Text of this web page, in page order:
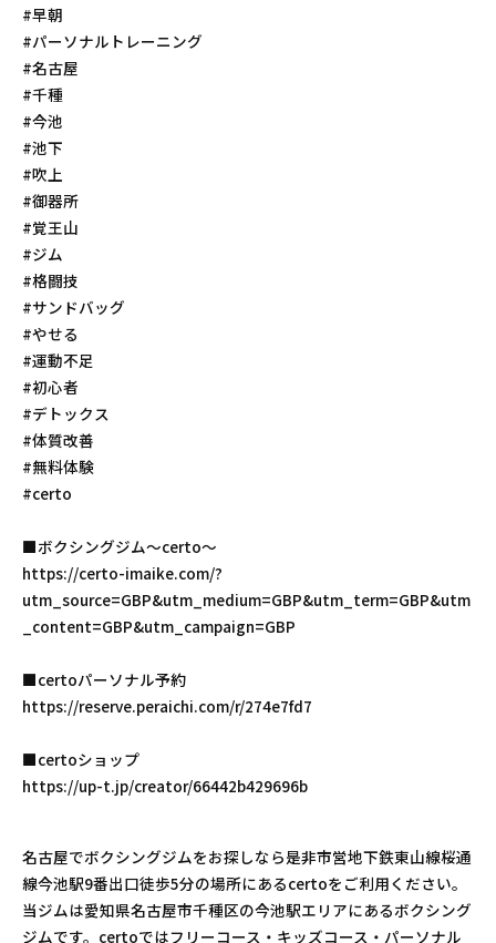
#早朝
#パーソナルトレーニング
#名古屋
#千種
#今池
#池下
#吹上
#御器所
#覚王山
#ジム
#格闘技
#サンドバッグ
#やせる
#運動不足
#初心者
#デトックス
#体質改善
#無料体験
#certo
■ボクシングジム〜certo〜
https://certo-imaike.com/?
utm_source=GBP&utm_medium=GBP&utm_term=GBP&utm
_content=GBP&utm_campaign=GBP
■certoパーソナル予約
https://reserve.peraichi.com/r/274e7fd7
■certoショップ
https://up-t.jp/creator/66442b429696b
名古屋でボクシングジムをお探しなら是非市営地下鉄東山線桜通
線今池駅9番出口徒歩5分の場所にあるcertoをご利用ください。
当ジムは愛知県名古屋市千種区の今池駅エリアにあるボクシング
ジムです。certoではフリーコース・キッズコース・パーソナル